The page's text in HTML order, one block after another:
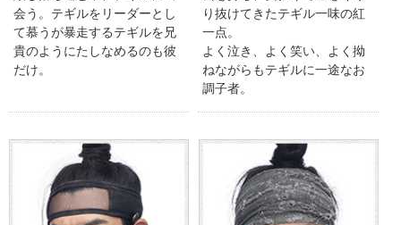
会う。テギルをリーダーとし
て慕うが暴走するテギルを兄
貴のようにたしなめるのも彼
だけ。
り抜けてきたテギル一味の紅
一点。
よく泣き、よく笑い、よく拗
ねながらもテギルに一途なお
調子者。